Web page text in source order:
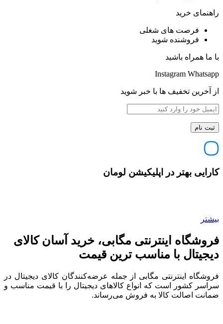
راهنمای خرید
فرصت های شغلی
فروشنده شوید
با ما همراه باشید
Instagram Whatsapp
از آخرین تخفیف ها با خبر شوید
کارایی بهتر در اپلیکیشن لومان
بیشتر
فروشگاه اینترنتی مگابی، خرید آسان کالای
دیجیتال با مناسب ترین قیمت
فروشگاه اینترنتی مگابی از جمله عرضه‌کنندگان کالای دیجیتال در
سراسر کشور است که انواع کالاهای دیجیتال را با قیمت مناسب و
ضمانت اصالت کالا به فروش می‌رساند.